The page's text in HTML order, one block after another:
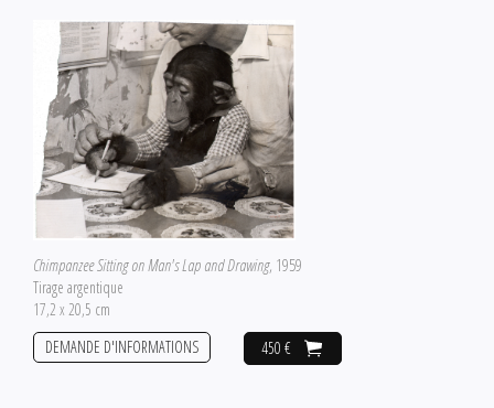
Chimpanzee Sitting on Man's Lap and Drawing, 1959
Tirage argentique
17,2 x 20,5 cm
450 €
DEMANDE D'INFORMATIONS